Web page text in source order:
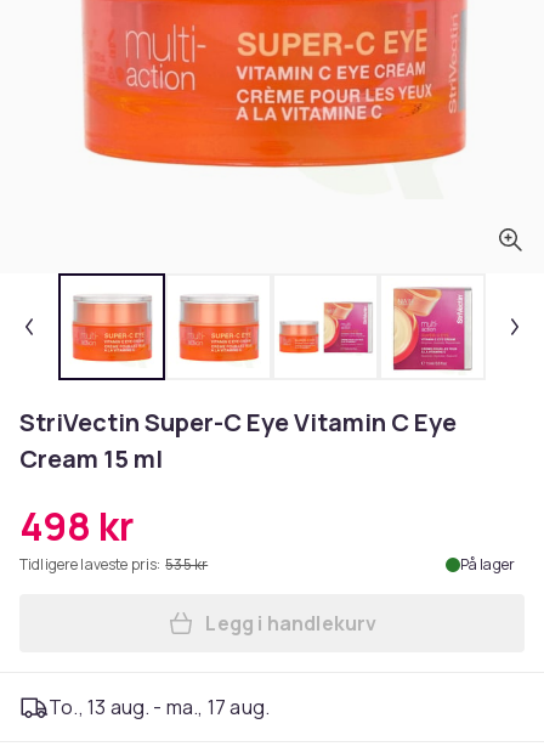
StriVectin Super-C Eye Vitamin C Eye
Cream 15 ml
498 kr
Tidligere laveste pris: 535 kr På lager
Legg StriVectin Super-C
Legg i handlekurv
To., 13 aug. - ma., 17 aug.